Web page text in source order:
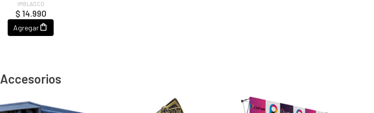
IMBLASCO
$ 14.990
Agregar
Accesorios